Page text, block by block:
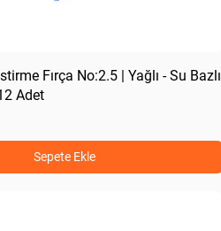
Fırça No:2.5 | Yağlı - Su Bazlı
Adet
Sepete Ekle